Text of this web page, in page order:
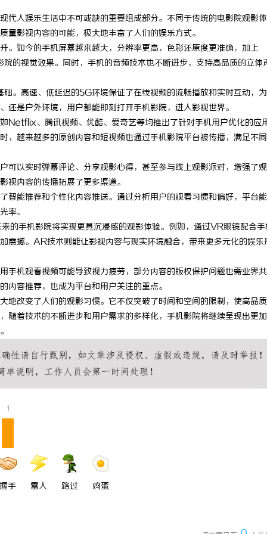
代人娱乐生活中不可或缺的重要组成部分。不同于传统的电影院观影
影视内容的可能，极大地丰富了人们的娱乐方式。
。如今的手机屏幕越来越大，分辨率更高，色彩还原度更准确，加上
的视觉效果。同时，手机的音频技术也不断进步，支持高品质的立体
。高速、低延迟的5G环境保证了在线视频的流畅播放和实时互动，
是户外环境，用户都能即刻打开手机影院，进入影视世界。
Netflix、腾讯视频、优酷、爱奇艺等均推出了针对手机用户优化的应
，越来越多的原创内容和短视频也通过手机影院平台被传播，满足不
可以实时弹幕评论、分享观影心得，甚至参与线上观影派对，增强了
视内容的传播拓展了更多渠道。
智能推荐和个性化内容推送。通过分析用户的观看习惯和偏好，平台
率。
的手机影院将实现更具沉浸感的观影体验。例如，通过VR眼镜配合手
震撼。AR技术则能让影视内容与现实环境融合，带来更多元化的娱乐
手机观看视频可能导致视力疲劳，部分内容的版权保护问题也需业界
内容推荐，也成为平台和用户关注的重点。
地改变了人们的观影习惯。它不仅突破了时间和空间的限制，使高品
随着技术的不断进步和用户需求的多样化，手机影院将继续呈现出更
1
握手 雷人 路过 鸡蛋
海配眼镜 贝净 AC 国际医疗实验室，标准化
全解析